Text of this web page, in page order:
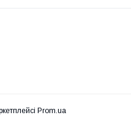
Prom.ua